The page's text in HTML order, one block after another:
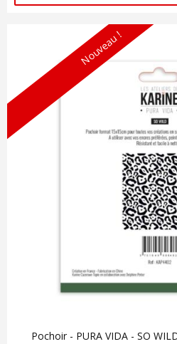
Nouveau !
Pochoir - PURA VIDA - SO